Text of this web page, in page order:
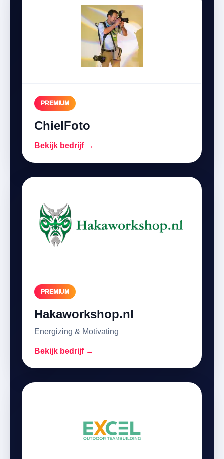
PREMIUM
ChielFoto
Bekijk bedrijf →
PREMIUM
Hakaworkshop.nl
Energizing & Motivating
Bekijk bedrijf →